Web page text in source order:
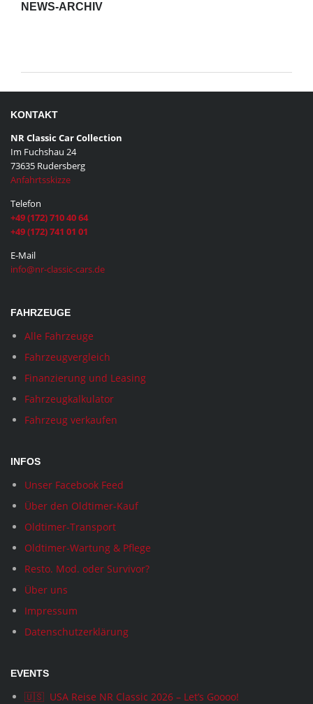
NEWS-ARCHIV
KONTAKT
NR Classic Car Collection
Im Fuchshau 24
73635 Rudersberg
Anfahrtsskizze
Telefon
+49 (172) 710 40 64
+49 (172) 741 01 01
E-Mail
info@nr-classic-cars.de
FAHRZEUGE
Alle Fahrzeuge
Fahrzeugvergleich
Finanzierung und Leasing
Fahrzeugkalkulator
Fahrzeug verkaufen
INFOS
Unser Facebook Feed
Über den Oldtimer-Kauf
Oldtimer-Transport
Oldtimer-Wartung & Pflege
Resto. Mod. oder Survivor?
Über uns
Impressum
Datenschutzerklärung
EVENTS
🇺🇸 USA Reise NR Classic 2026 – Let’s Goooo!